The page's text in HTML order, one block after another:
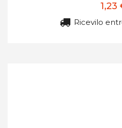
1,23
Ricevilo